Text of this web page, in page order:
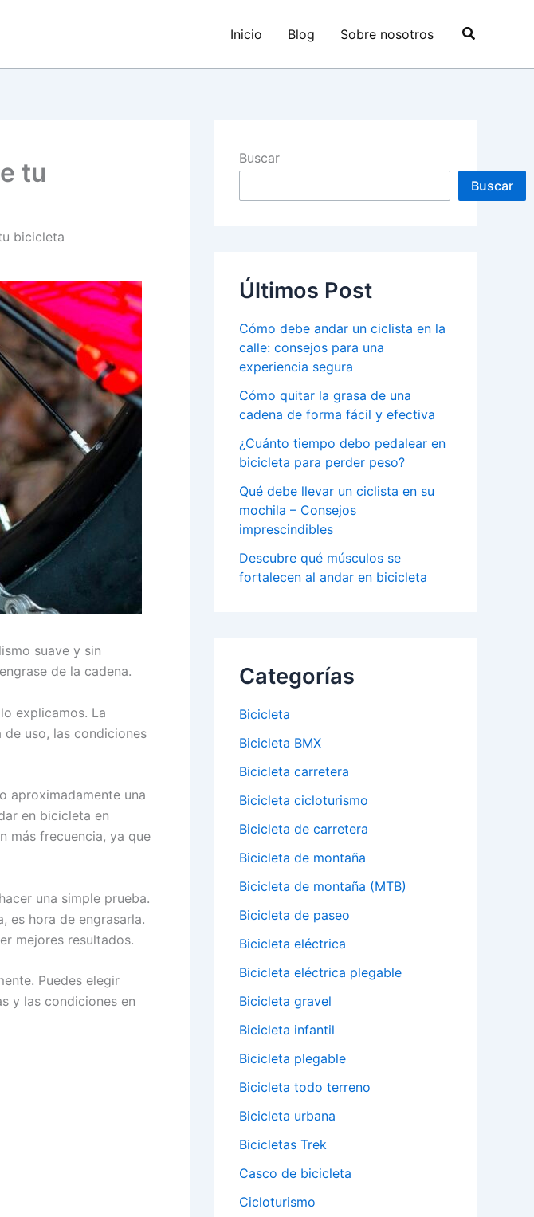
Inicio Blog Sobre nosotros Buscar
tu
bicicleta
suave y sin
de la cadena.
explicamos. La
uso, las condiciones
aproximadamente una
en bicicleta en
más frecuencia, ya que
una simple prueba.
es hora de engrasarla.
mejores resultados.
Puedes elegir
y las condiciones en
Buscar
Buscar
Últimos Post
Cómo debe andar un ciclista en la
calle: consejos para una
experiencia segura
Cómo quitar la grasa de una
cadena de forma fácil y efectiva
¿Cuánto tiempo debo pedalear en
bicicleta para perder peso?
Qué debe llevar un ciclista en su
mochila – Consejos
imprescindibles
Descubre qué músculos se
fortalecen al andar en bicicleta
Categorías
Bicicleta
Bicicleta BMX
Bicicleta carretera
Bicicleta cicloturismo
Bicicleta de carretera
Bicicleta de montaña
Bicicleta de montaña (MTB)
Bicicleta de paseo
Bicicleta eléctrica
Bicicleta eléctrica plegable
Bicicleta gravel
Bicicleta infantil
Bicicleta plegable
Bicicleta todo terreno
Bicicleta urbana
Bicicletas Trek
Casco de bicicleta
Cicloturismo